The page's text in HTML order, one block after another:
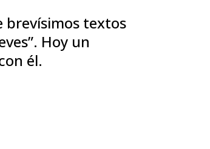
brevísimos textos
Hoy un
él.